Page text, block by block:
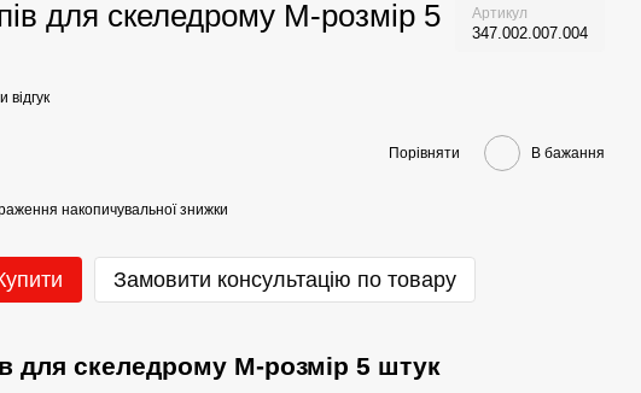
для скеледрому M-розмір 5
Артикул
347.002.007.004
відгук
Порівняти В бажання
накопичувальної знижки
Замовити консультацію по товару
для скеледрому M-розмір 5 штук